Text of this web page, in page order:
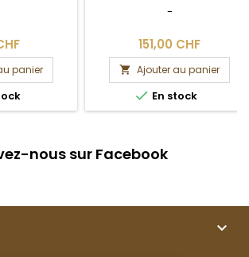
panier
-
151,00 CHF
 Ajouter au panier
 En stock
nous sur Facebook
